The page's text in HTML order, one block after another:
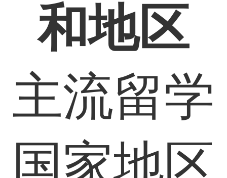
和地区
主流留学
国家地区